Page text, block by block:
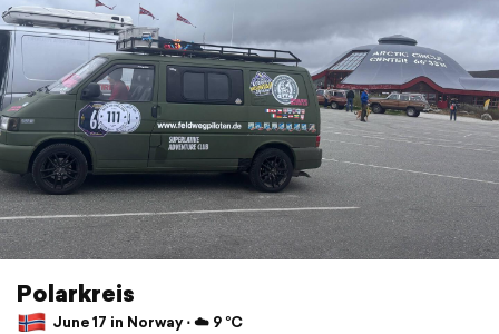
Polarkreis
June 17 in Norway ⋅ ☁️ 9 °C